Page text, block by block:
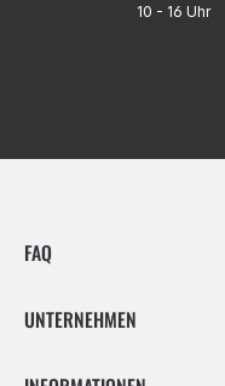
10 - 16 Uhr
FAQ
UNTERNEHMEN